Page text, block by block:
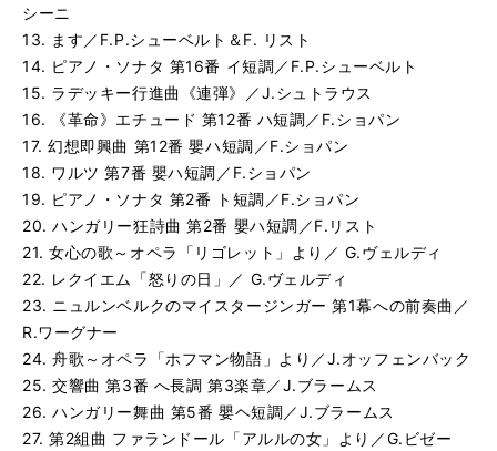
す
る
生
す
る
こんぺい糖の精の踊り〜組曲「くるみ割り人形」より／
再
生
す
る
ヴァイオリン協奏曲 第1番 ニ長調 第1楽章／P.I.チャイコ
再
生
す
交響曲 第8番 ト長調 第1楽章／A.ドボルザーク
再
す
る
交響曲 第9番 ホ短調「新世界より」第4楽章《連弾》／A.
再
生
す
る
第1組曲 アニトラの踊り「ペール・ギュント」より／E.H.
再
生
す
る
ツィゴイネルワイゼン／P.サラサーテ
再
生
す
る
ヴァイオリン・ソナタ ホ短調／E.エルガー
再
生
す
る
牧神の午後への前奏曲／C.ドビュッシー
再
生
す
映像 第1集「動き」《連弾》／C.ドビュッシー
再
ベルガマスク組曲「月の光」／C.ドビュッシー
シーニ
13. ます／F.P.シューベルト＆F. リスト
14. ピアノ・ソナタ 第16番 イ短調／F.P.シューベルト
15. ラデッキー行進曲《連弾》／J.シュトラウス
16. 《革命》エチュード 第12番 ハ短調／F.ショパン
17. 幻想即興曲 第12番 嬰ハ短調／F.ショパン
18. ワルツ 第7番 嬰ハ短調／F.ショパン
19. ピアノ・ソナタ 第2番 ト短調／F.ショパン
20. ハンガリー狂詩曲 第2番 嬰ハ短調／F.リスト
21. 女心の歌～オペラ「リゴレット」より／ G.ヴェルディ
22. レクイエム「怒りの日」／ G.ヴェルディ
23. ニュルンベルクのマイスタージンガー 第1幕への前奏曲／
R.ワーグナー
24. 舟歌～オペラ「ホフマン物語」より／J.オッフェンバック
25. 交響曲 第3番 へ長調 第3楽章／J.ブラームス
26. ハンガリー舞曲 第5番 嬰ヘ短調／J.ブラームス
27. 第2組曲 ファランドール「アルルの女」より／G.ビゼー